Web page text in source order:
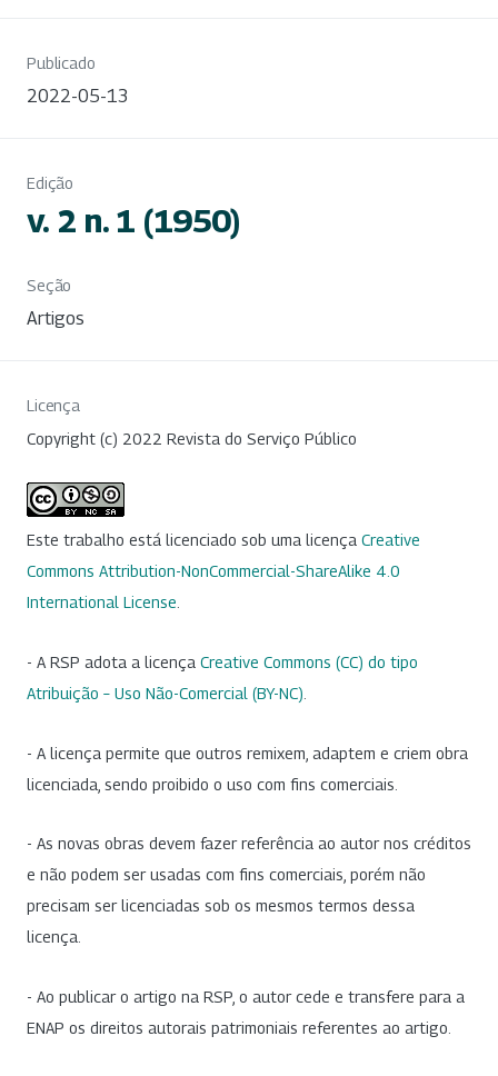
Publicado
2022-05-13
Edição
v. 2 n. 1 (1950)
Seção
Artigos
Licença
Copyright (c) 2022 Revista do Serviço Público
Este trabalho está licenciado sob uma licença Creative
Commons Attribution-NonCommercial-ShareAlike 4.0
International License
- A RSP adota a licença Creative Commons (CC) do tipo
Atribuição – Uso Não-Comercial (BY-NC)
- A licença permite que outros remixem, adaptem e criem obra
licenciada, sendo proibido o uso com fins comerciais.
- As novas obras devem fazer referência ao autor nos créditos
e não podem ser usadas com fins comerciais, porém não
precisam ser licenciadas sob os mesmos termos dessa
licença.
- Ao publicar o artigo na RSP, o autor cede e transfere para a
ENAP os direitos autorais patrimoniais referentes ao artigo.